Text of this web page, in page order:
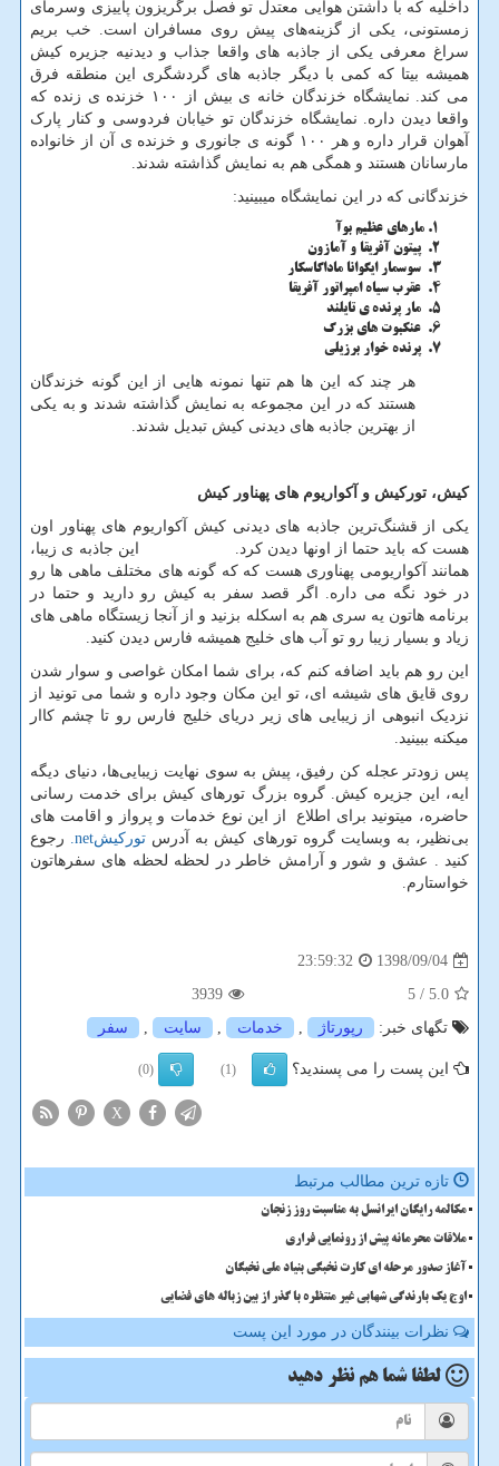
داخلیه که با داشتن هوایی معتدل تو فصل برگریزون پاییزی وسرمای
زمستونی، یکی از گزینه‌های پیش روی مسافران است. خب بریم
سراغ معرفی یکی از جاذبه های واقعا جذاب و دیدنیه جزیره کیش
همیشه بیتا که کمی با دیگر جاذبه های گردشگری این منطقه فرق
می کند. نمایشگاه خزندگان خانه ی بیش از ۱۰۰ خزنده ی زنده که
واقعا دیدن داره. نمایشگاه خزندگان تو خیابان فردوسی و کنار پارک
آهوان قرار داره و هر ۱۰۰ گونه ی جانوری و خزنده ی آن از خانواده
مارسانان هستند و همگی هم به نمایش گذاشته شدند.
خزندگانی که در این نمایشگاه میبینید:
مارهای عظیم بوآ
پیتون آفریقا و آمازون
سوسمار ایگوانا ماداگاسکار
عقرب سیاه امپراتور آفریقا
مار پرنده ی تایلند
عنکبوت‌ های بزرگ
پرنده خوار برزیلی
هر چند که این ها هم تنها نمونه ‌هایی از این گونه خزندگان
هستند که در این مجموعه به نمایش گذاشته شدند و به یکی
از بهترین جاذبه های دیدنی کیش تبدیل شدند.
کیش، تورکیش و آکواریوم های پهناور کیش
یکی از قشنگ‌ترین جاذبه های دیدنی کیش آکواریوم های پهناور اون
هست که باید حتما از اونها دیدن کرد. این جاذبه ی زیبا،
همانند آکواریومی پهناوری هست که که گونه های مختلف ماهی ها رو
در خود نگه می داره. اگر قصد سفر به کیش رو دارید و حتما در
برنامه هاتون یه سری هم به اسکله بزنید و از آنجا زیستگاه ماهی های
زیاد و بسیار زیبا رو تو آب های خلیج همیشه فارس دیدن کنید.
این رو هم باید اضافه کنم که، برای شما امکان غواصی و سوار شدن
روی قایق های شیشه ای، تو این مکان وجود داره و شما می تونید از
نزدیک انبوهی از زیبایی های زیر دریای خلیج فارس رو تا چشم کاار
میکنه ببینید.
پس زودتر عجله کن رفیق، پیش به سوی نهایت زیبایی‌ها، دنیای دیگه
ایه، این جزیره کیش. گروه بزرگ تورهای کیش برای خدمت رسانی
حاضره، میتونید برای اطلاع از این نوع خدمات و پرواز و اقامت های
بی‌نظیر، به وبسایت گروه تورهای کیش به آدرس تورکيش.net
رجوع
کنید . عشق و شور و آرامش خاطر در لحظه لحظه های سفرهاتون
خواستارم.
1398/09/04
23:59:32
5.0
/ 5
3939
تگهای خبر:
رپورتاژ , خدمات , سایت , سفر
این پست را می پسندید؟ (1)
(0)
X
تازه ترین مطالب مرتبط
مکالمه رایگان ایرانسل به مناسبت روز زنجان
ملاقات محرمانه پیش از رونمایی فراری
آغاز صدور مرحله ای کارت نخبگی بنیاد ملی نخبگان
اوج یک بارندگی شهابی غیر منتظره با گذر از بین زباله های فضایی
نظرات بینندگان در مورد این پست
لطفا شما هم نظر دهید